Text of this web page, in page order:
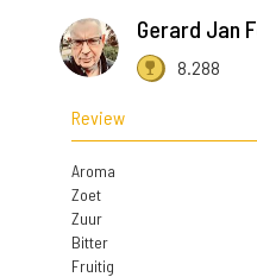
Gerard Jan
8.288
Review
Aroma
Zoet
Zuur
Bitter
Fruitig